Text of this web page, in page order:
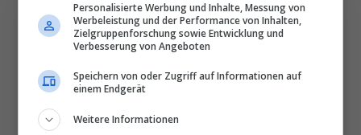
Die wichtigsten und
besten News direkt in
Ihr E‑Mail-Postfach
Personalisierte Werbung und Inhalte, Messung von
Werbeleistung und der Performance von Inhalten,
Zielgruppenforschung sowie Entwicklung und
Verbesserung von Angeboten
Speichern von oder Zugriff auf Informationen auf
einem Endgerät
Weitere Informationen